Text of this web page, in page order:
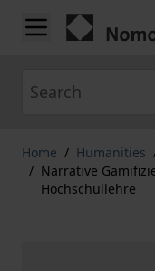
Skip to Content
Home / Humanities
/ Narrative
Hochschullehre